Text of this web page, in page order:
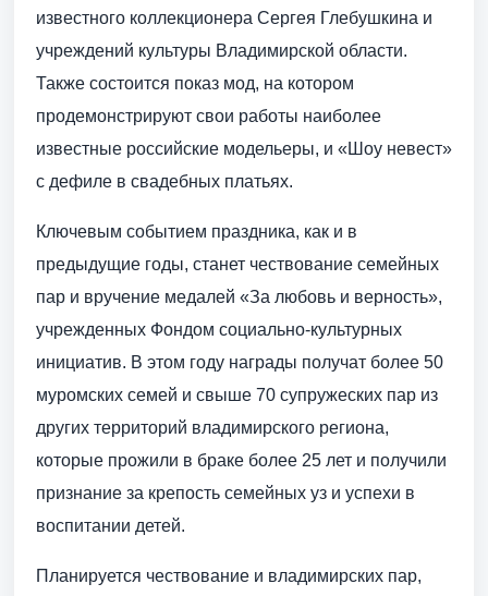
известного коллекционера Сергея Глебушкина и
учреждений культуры Владимирской области.
Также состоится показ мод, на котором
продемонстрируют свои работы наиболее
известные российские модельеры, и «Шоу невест»
с дефиле в свадебных платьях.
Ключевым событием праздника, как и в
предыдущие годы, станет чествование семейных
пар и вручение медалей «За любовь и верность»,
учрежденных Фондом социально-культурных
инициатив. В этом году награды получат более 50
муромских семей и свыше 70 супружеских пар из
других территорий владимирского региона,
которые прожили в браке более 25 лет и получили
признание за крепость семейных уз и успехи в
воспитании детей.
Планируется чествование и владимирских пар,